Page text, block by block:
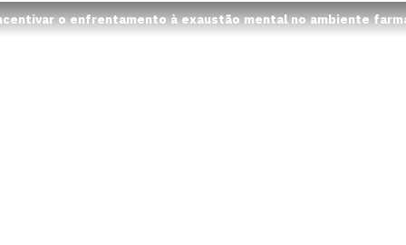
o enfrentamento à exaustão mental no ambiente